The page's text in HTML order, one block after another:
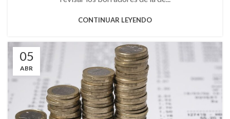
CONTINUAR LEYENDO
05
ABR